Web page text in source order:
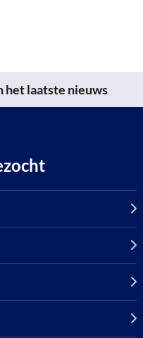
het laatste nieuws